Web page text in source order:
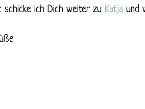
schicke ich Dich weiter zu Katja und